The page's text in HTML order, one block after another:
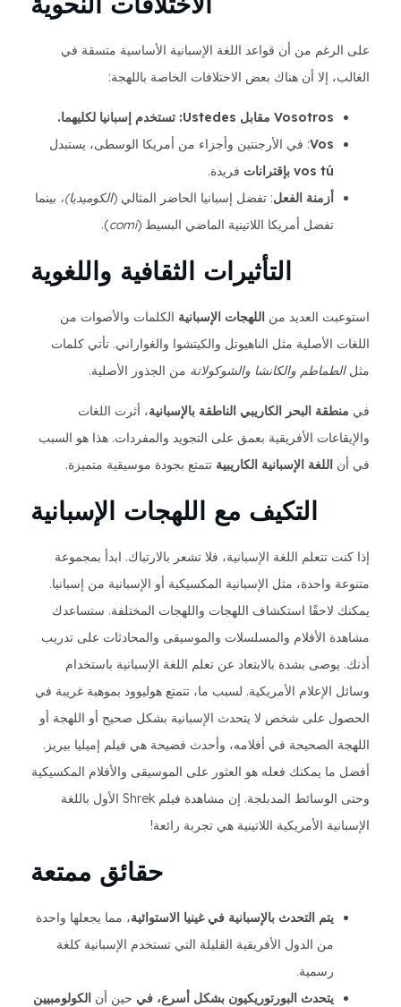
على الرغم من أن قواعد اللغة الإسبانية الأساسية متسقة في
الغالب، إلا أن هناك بعض الاختلافات الخاصة باللهجة:
Vosotros مقابل Ustedes: تستخدم إسبانيا
لكليهما.
Vos: في الأرجنتين وأجزاء من أمريكا الوسطى، يستبدل
vos tú بإقترانات
فريدة.
أزمنة الفعل: تفضل إسبانيا الحاضر المثالي (الكوميديا)، بينما
تفضل أمريكا اللاتينية الماضي البسيط (comí
).
التأثيرات الثقافية واللغوية
استوعبت العديد من اللهجات الإسبانية الكلمات والأصوات من
اللغات الأصلية مثل الناهيوتل والكيتشوا والغواراني. تأتي كلمات
مثل الطماطم والكانشا والشوكولاتة من الجذور الأصلية.
في منطقة البحر الكاريبي الناطقة بالإسبانية، أثرت اللغات
والإيقاعات الأفريقية بعمق على التجويد والمفردات. هذا هو السبب
في أن اللغة الإسبانية الكاريبية تتمتع بجودة موسيقية متميزة.
التكيف مع اللهجات الإسبانية
إذا كنت تتعلم اللغة الإسبانية، فلا تشعر بالارتباك. ابدأ بمجموعة
متنوعة واحدة، مثل الإسبانية المكسيكية أو الإسبانية من إسبانيا.
يمكنك لاحقًا استكشاف اللهجات واللهجات المختلفة. ستساعدك
مشاهدة الأفلام والمسلسلات والموسيقى والمحادثات على تدريب
أذنك. يوصى بشدة بالابتعاد عن تعلم اللغة الإسبانية باستخدام
وسائل الإعلام الأمريكية. لسبب ما، تتمتع هوليوود بموهبة غريبة في
الحصول على شخص لا يتحدث الإسبانية بشكل صحيح أو اللهجة أو
اللهجة الصحيحة في أفلامه، وأحدث فضيحة هي فيلم إميليا بيريز.
أفضل ما يمكنك فعله هو العثور على الموسيقى والأفلام المكسيكية
وحتى الوسائط المدبلجة. إن مشاهدة فيلم Shrek الأول باللغة
الإسبانية الأمريكية اللاتينية هي تجربة رائعة!
حقائق ممتعة
يتم التحدث بالإسبانية في غينيا الاستوائية، مما يجعلها واحدة
من الدول الأفريقية القليلة التي تستخدم الإسبانية كلغة
رسمية.
يتحدث البورتوريكيون بشكل أسرع، في حين أن الكولومبيين